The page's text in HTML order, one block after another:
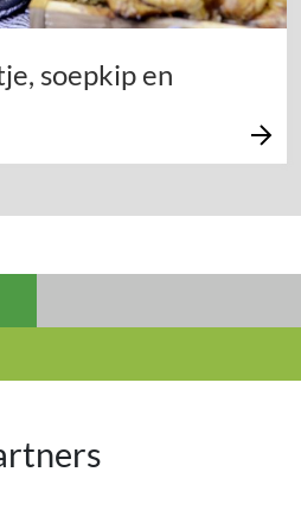
soepkip en